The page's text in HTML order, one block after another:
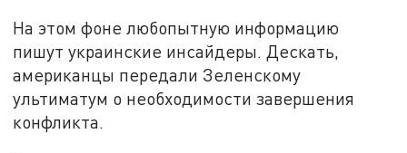
На этом фоне любопытную информацию
пишут украинские инсайдеры. Дескать,
американцы передали Зеленскому
ультиматум о необходимости завершения
конфликта.